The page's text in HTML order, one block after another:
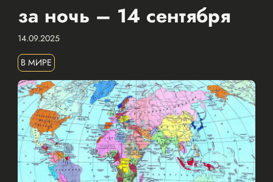
за ночь – 14 сентября
14.09.2025
В МИРЕ